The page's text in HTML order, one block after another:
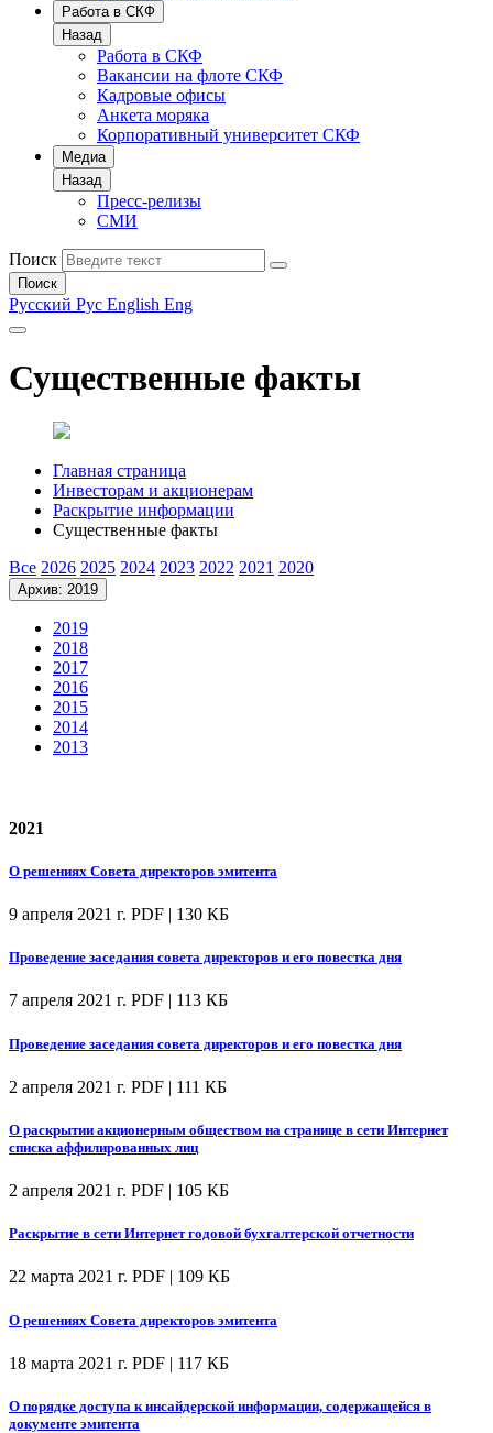
Работа в СКФ
Назад
Работа в СКФ
Вакансии на флоте СКФ
Кадровые офисы
Анкета моряка
Корпоративный университет СКФ
Медиа
Назад
Пресс-релизы
СМИ
Поиск
Поиск
Русский Рус English Eng
Существенные факты
Главная страница
Инвесторам и акционерам
Раскрытие информации
Существенные факты
Все 2026 2025 2024 2023 2022 2021 2020
Архив: 2019
2019
2018
2017
2016
2015
2014
2013
2021
О решениях Совета директоров эмитента
9 апреля 2021 г. PDF | 130 КБ
Проведение заседания совета директоров и его повестка дня
7 апреля 2021 г. PDF | 113 КБ
Проведение заседания совета директоров и его повестка дня
2 апреля 2021 г. PDF | 111 КБ
О раскрытии акционерным обществом на странице в сети Интернет
списка аффилированных лиц
2 апреля 2021 г. PDF | 105 КБ
Раскрытие в сети Интернет годовой бухгалтерской отчетности
22 марта 2021 г. PDF | 109 КБ
О решениях Совета директоров эмитента
18 марта 2021 г. PDF | 117 КБ
О порядке доступа к инсайдерской информации, содержащейся в
документе эмитента